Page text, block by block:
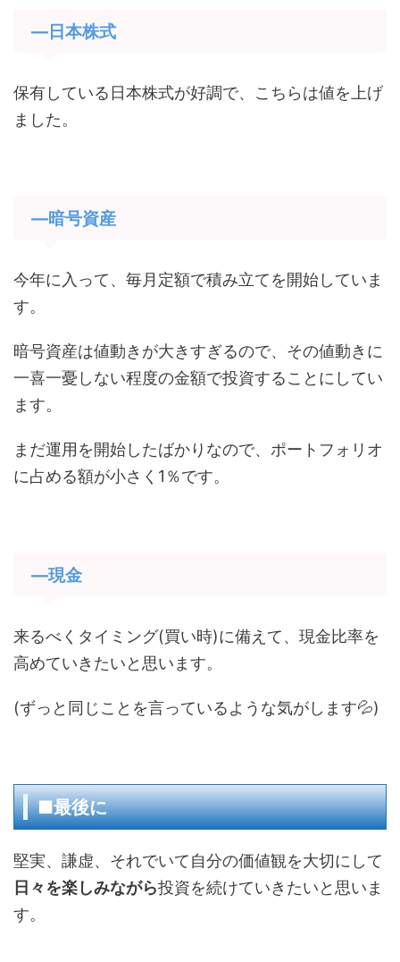
―日本株式
保有している日本株式が好調で、こちらは値を上げ
ました。
―暗号資産
今年に入って、毎月定額で積み立てを開始していま
す。
暗号資産は値動きが大きすぎるので、その値動きに
一喜一憂しない程度の金額で投資することにしてい
ます。
まだ運用を開始したばかりなので、ポートフォリオ
に占める額が小さく1％です。
―現金
来るべくタイミング(買い時)に備えて、現金比率を
高めていきたいと思います。
(ずっと同じことを言っているような気がします💦)
■最後に
堅実、謙虚、それでいて自分の価値観を大切にして
日々を楽しみながら投資を続けていきたいと思いま
す。